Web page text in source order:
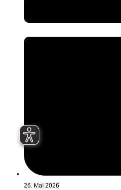
26. Mai 2026